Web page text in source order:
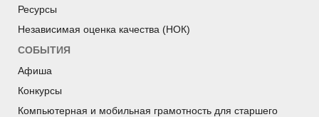
Ресурсы
Независимая оценка качества (НОК)
СОБЫТИЯ
Афиша
Конкурсы
Компьютерная и мобильная грамотность для старшего